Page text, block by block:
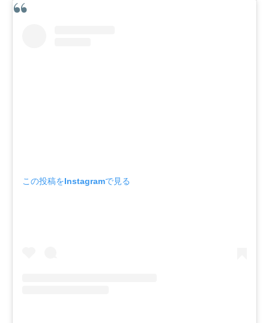
この投稿をInstagramで見る